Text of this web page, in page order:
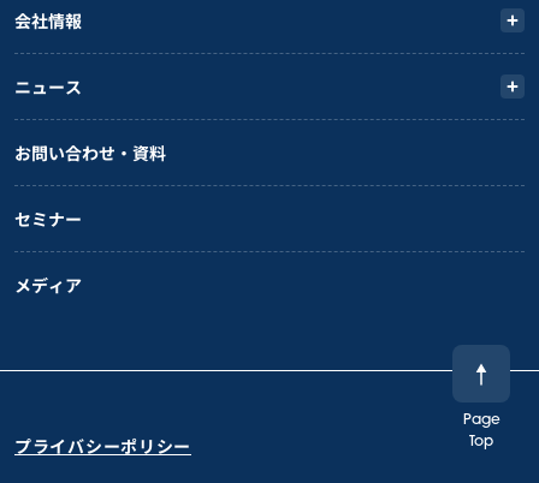
Page
Top
会社情報
ニュース
お問い合わせ・資料
セミナー
メディア
プライバシーポリシー